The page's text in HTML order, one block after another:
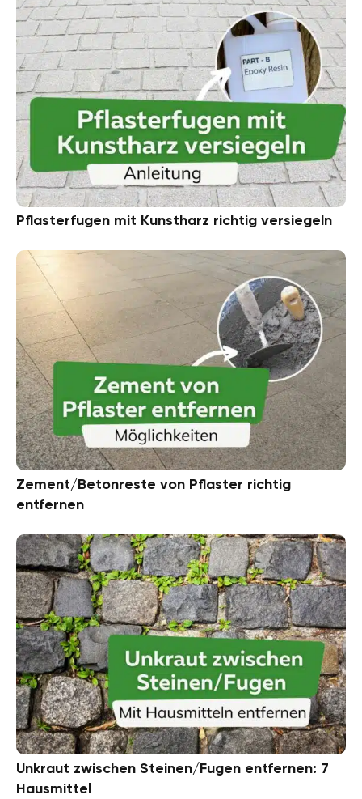
Pflasterfugen mit Kunstharz richtig versiegeln
Zement/Betonreste von Pflaster richtig
entfernen
Unkraut zwischen Steinen/Fugen entfernen: 7
Hausmittel